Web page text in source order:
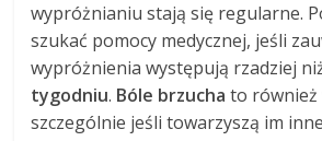
wypróżnianiu stają się regularne.
szukać pomocy medycznej, jeśli
wypróżnienia występują rzadziej
tygodniu. Bóle brzucha to również
szczególnie jeśli towarzyszą im